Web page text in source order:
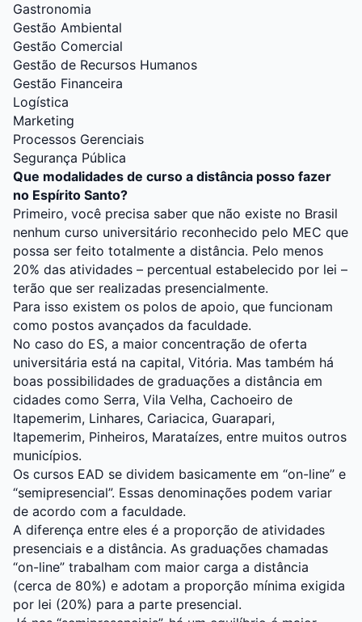
Gastronomia
Gestão Ambiental
Gestão Comercial
Gestão de Recursos Humanos
Gestão Financeira
Logística
Marketing
Processos Gerenciais
Segurança Pública
Que modalidades de curso a distância posso fazer
no Espírito Santo?
Primeiro, você precisa saber que não existe no Brasil
nenhum curso universitário reconhecido pelo MEC que
possa ser feito totalmente a distância. Pelo menos
20% das atividades – percentual estabelecido por lei –
terão que ser realizadas presencialmente.
Para isso existem os polos de apoio, que funcionam
como postos avançados da faculdade.
No caso do ES, a maior concentração de oferta
universitária está na capital, Vitória. Mas também há
boas possibilidades de graduações a distância em
cidades como Serra, Vila Velha, Cachoeiro de
Itapemerim, Linhares, Cariacica, Guarapari,
Itapemerim, Pinheiros, Marataízes, entre muitos outros
municípios.
Os cursos EAD se dividem basicamente em “on-line” e
“semipresencial”. Essas denominações podem variar
de acordo com a faculdade.
A diferença entre eles é a proporção de atividades
presenciais e a distância. As graduações chamadas
“on-line” trabalham com maior carga a distância
(cerca de 80%) e adotam a proporção mínima exigida
por lei (20%) para a parte presencial.